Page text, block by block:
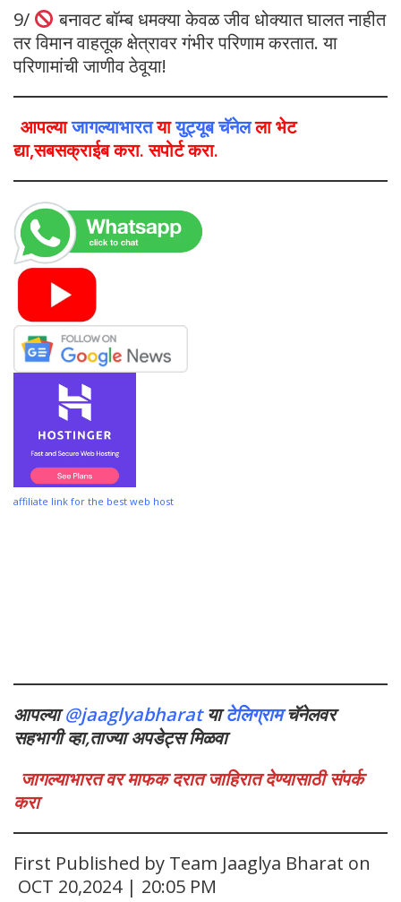
9/
बनावट बॉम्ब धमक्या केवळ जीव धोक्यात घालत नाहीत
तर विमान वाहतूक क्षेत्रावर गंभीर परिणाम करतात. या
परिणामांची जाणीव ठेवूया!
आपल्याजागल्याभारतयायुट्यूब चॅनेलला भेट
द्या,सबसक्राईब करा. सपोर्ट करा.
affiliate link for the best web host
आपल्या@jaaglyabharatयाटेलिग्रामचॅनेलवर
सहभागी व्हा,ताज्या अपडेट्स मिळवा
जागल्याभारत वर माफक दरात जाहिरात देण्यासाठी संपर्क
करा
First Published by Team Jaaglya Bharat on
OCT 20,2024 | 20:05 PM